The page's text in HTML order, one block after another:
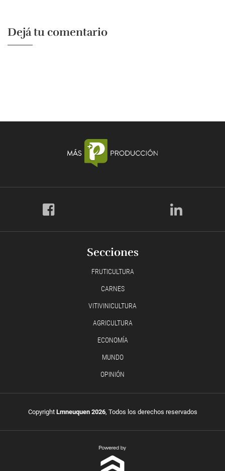
Dejá tu comentario
Secciones
FRUTICULTURA
CARNES
VITIVINICULTURA
AGRICULTURA
ECONOMÍA
MUNDO
OPINIÓN
Copyright Lmneuquen 2026, Todos los derechos reservados